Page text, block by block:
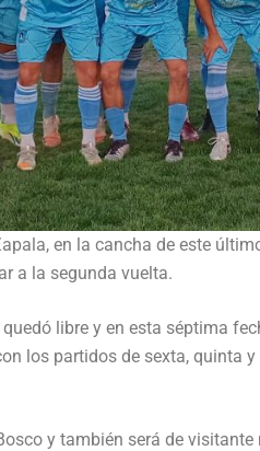
en la cancha de este
a la segunda vuelta.
libre y en esta séptima
los partidos de sexta, quinta
y también será de